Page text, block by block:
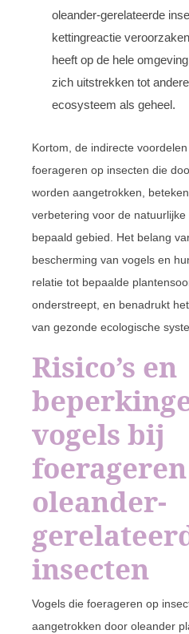
oleander-gerelateerde
kettingreactie
heeft op de hele
zich uitstrekken tot
ecosysteem als geheel.
Kortom, de indirecte
foerageren op insecten die
worden aangetrokken,
verbetering voor de natuurlijke
bepaald gebied. Het belang
bescherming van vogels en
relatie tot bepaalde
onderstreept, en benadrukt
van gezonde ecologische
Risico’s en
vogels bij
oleander-
insecten
Vogels die foerageren op
aangetrokken door oleander